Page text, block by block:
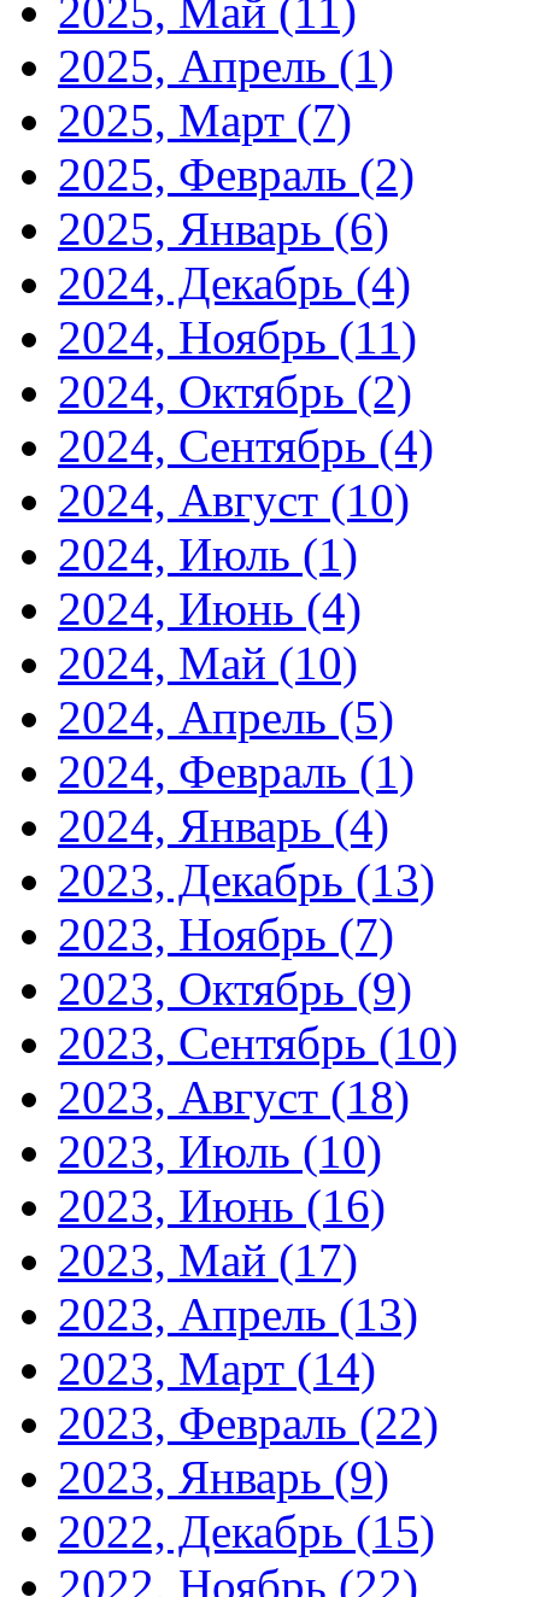
2025, Май (11)
2025, Апрель (1)
2025, Март (7)
2025, Февраль (2)
2025, Январь (6)
2024, Декабрь (4)
2024, Ноябрь (11)
2024, Октябрь (2)
2024, Сентябрь (4)
2024, Август (10)
2024, Июль (1)
2024, Июнь (4)
2024, Май (10)
2024, Апрель (5)
2024, Февраль (1)
2024, Январь (4)
2023, Декабрь (13)
2023, Ноябрь (7)
2023, Октябрь (9)
2023, Сентябрь (10)
2023, Август (18)
2023, Июль (10)
2023, Июнь (16)
2023, Май (17)
2023, Апрель (13)
2023, Март (14)
2023, Февраль (22)
2023, Январь (9)
2022, Декабрь (15)
2022, Ноябрь (22)